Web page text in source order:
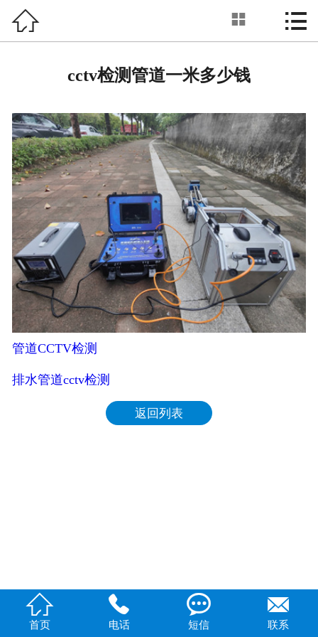
首页
新闻动态
工程案例
设备展示
业务范围
联系我们
  
cctv检测管道一米多少钱
管道CCTV检测
排水管道cctv检测
返回列表

首页

电话

短信

联系